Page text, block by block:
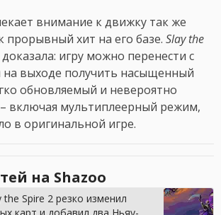
внимание к движку так же
прорывный хит на его базе. Slay the
игру можно перенести с
на выходе получить насыщенный
обновляемый и невероятно
– включая мультиплеерный режим,
в оригинальной игре.
на Shazoo
Spire 2 резко изменил